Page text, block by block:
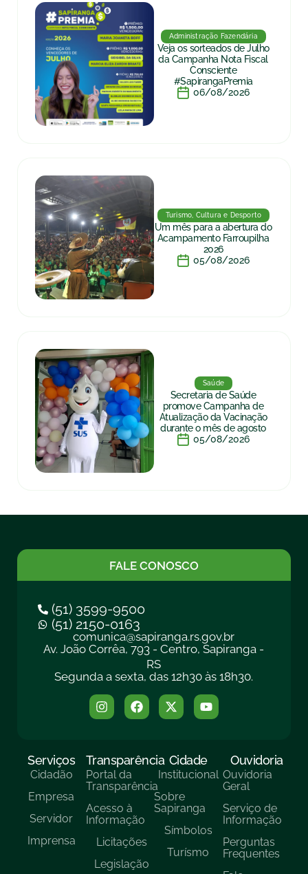
Administração Fazendária
Veja os sorteados de Julho
da Campanha Nota Fiscal
Consciente
#SapirangaPremia
06/08/2026
Turismo, Cultura e Desporto
Um mês para a abertura do
Acampamento Farroupilha
2026
05/08/2026
Saúde
Secretaria de Saúde
promove Campanha de
Atualização da Vacinação
durante o mês de agosto
05/08/2026
FALE CONOSCO
(51) 3599-9500
(51) 2150-0163
comunica@sapiranga.rs.gov.br
Av. João Corrêa, 793 - Centro, Sapiranga -
RS
Segunda a sexta, das 12h30 às 18h30.
Serviços
Cidadão
Empresa
Servidor
Imprensa
Transparência
Portal da
Transparência
Acesso à
Informação
Licitações
Legislação
Cidade
Institucional
Sobre
Sapiranga
Símbolos
Turísmo
Ouvidoria
Ouvidoria
Geral
Serviço de
Informação
Perguntas
Frequentes